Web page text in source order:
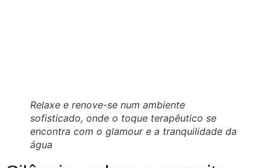
Relaxe e renove-se num ambiente
sofisticado, onde o toque terapêutico se
encontra com o glamour e a tranquilidade da
água